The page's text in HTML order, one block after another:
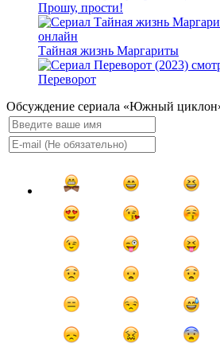
Прошу, прости!
Тайная жизнь Маргариты
Переворот
Обсуждение сериала «Южный